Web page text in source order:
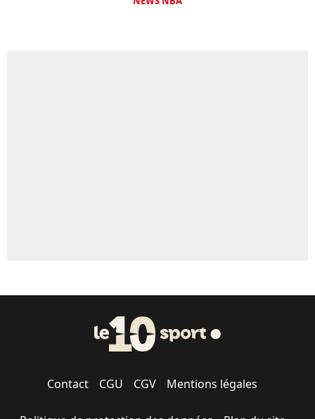
Contact CGU CGV Mentions légales